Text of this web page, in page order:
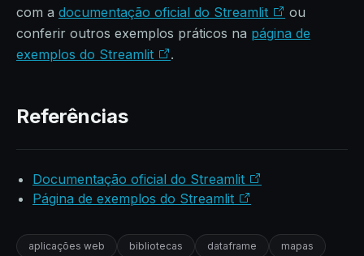
com a documentação oficial do Streamlit
ou
conferir outros exemplos práticos na página de
exemplos do Streamlit
.
Referências
Documentação oficial do Streamlit
Página de exemplos do Streamlit
aplicações web bibliotecas dataframe
mapas